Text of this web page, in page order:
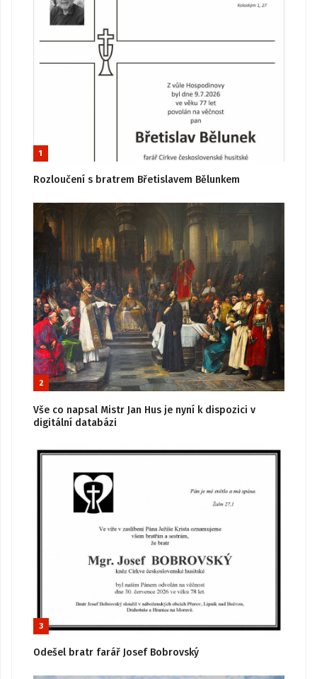
1
Rozloučení s bratrem Břetislavem Bělunkem
2
Vše co napsal Mistr Jan Hus je nyní k dispozici v
digitální databázi
3
Odešel bratr farář Josef Bobrovský